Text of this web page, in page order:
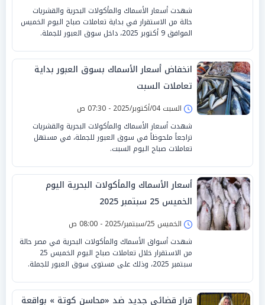
شهدت أسعار الأسماك والمأكولات البحرية والقشريات
حالة من الاستقرار في بداية تعاملات صباح اليوم الخميس
الموافق 9 أكتوبر 2025، داخل سوق العبور للجملة.
انخفاض أسعار الأسماك بسوق العبور بداية
تعاملات السبت
السبت 04/أكتوبر/2025 - 07:30 ص
شهدت أسعار الأسماك والمأكولات البحرية والقشريات
تراجعاً ملحوظاً في سوق العبور للجملة، في مستهل
تعاملات صباح اليوم السبت.
أسعار الأسماك والمأكولات البحرية اليوم
الخميس 25 سبتمبر 2025
الخميس 25/سبتمبر/2025 - 08:00 ص
شهدت أسواق الأسماك والمأكولات البحرية في مصر حالة
من الاستقرار خلال تعاملات صباح اليوم الخميس 25
سبتمبر 2025، وذلك على مستوى سوق العبور للجملة.
قرار قضائي جديد ضد «محاسن كوتة » بواقعة